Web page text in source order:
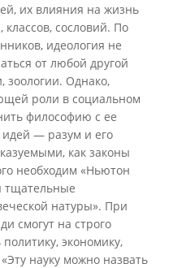
их влияния на жизнь
сословий. По
идеология не
от любой другой
зоологии. Однако,
роли в социальном
философию с ее
идей — разум и его
как законы
необходим «Ньютон
тщательные
натуры». При
смогут на строго
экономику,
науку можно назвать